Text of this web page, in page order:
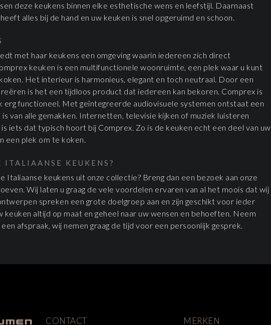
deze keukens binnen elke esthetische wens en leefstijl. Daarnaast
alles bij de hand en uw keuken is snel opgeruimd en schoon.
met haar keukens een omgeving waarin iedereen zich direct
keuken is een multifunctionele woonruimte, een plek waar u kunt
Het interieur is harmonieus, elegant en toch neutraal. Door een
is het een tijdloos product dat iedereen kan bekoren. Comprex is
erg functioneel. Met geïntegreerde audiovisuele systemen ontstaat een
van alle gemakken. Internetten, televisie kijken of muziek luisteren
iets dat typisch hoort bij Comprex. Zo is de keuken echt een deel van uw
een plek om te koken.
ITALIAANSE KEUKENS?
Italiaanse keukens uit onze collectie? Breng dan een bezoek aan onze
Wij laten u graag de vele voordelen ervaren van al het moois dat wij
spreken een grote doelgroep aan en zijn geschikt voor ieder
keuken altijd op maat en geheel naar uw wensen en behoeften. Neem
afspraak, wij nemen graag de tijd voor een persoonlijk gesprek.
CONTACT MERKEN